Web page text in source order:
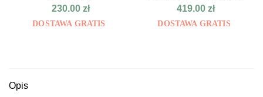
230.00 zł
DOSTAWA GRATIS
419.00zł
DOSTAWA GRATIS
Opis